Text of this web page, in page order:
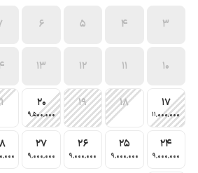
3
4
5
6
10
11
12
13
17
11٬000٬000
18
19
20
9٬500٬000
24
9٬000٬000
25
9٬000٬000
26
9٬000٬000
27
9٬000٬000